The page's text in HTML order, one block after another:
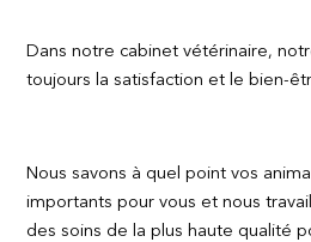
Dans notre cabinet vétérinaire,
toujours la satisfaction et le bien-
Nous savons à quel point vos
importants pour vous et nous
des soins de la plus haute qualité